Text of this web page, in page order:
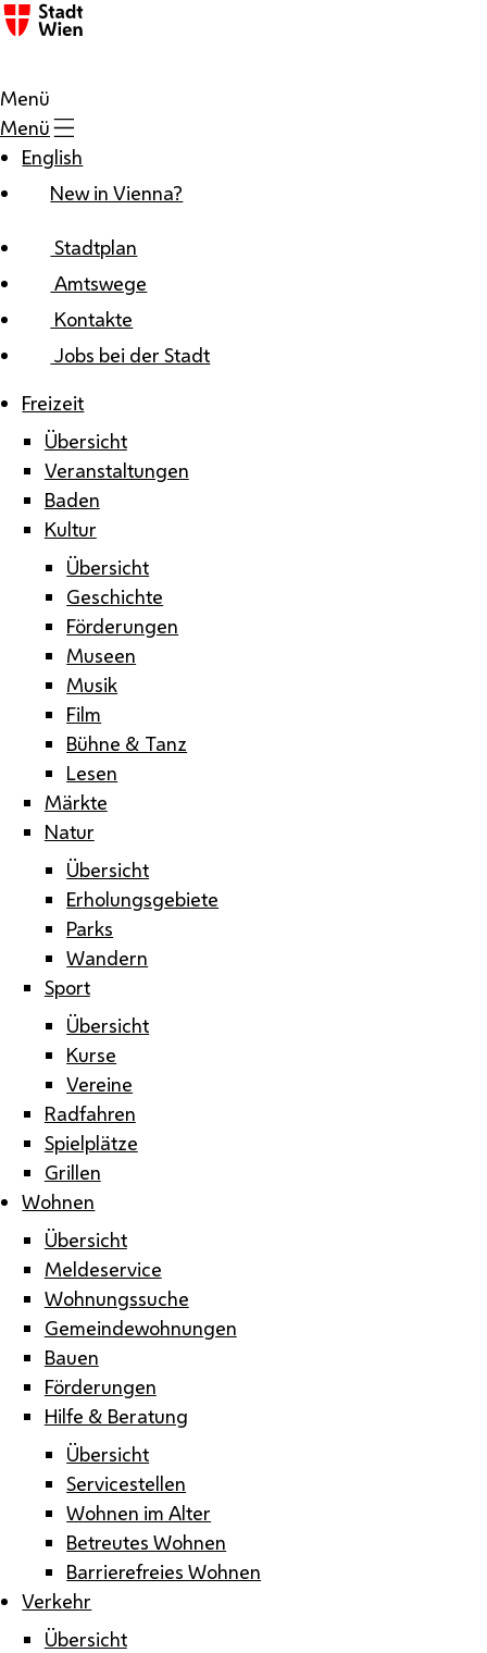
Zum Inhalt
Menü
Menü
English
New in Vienna?
Stadtplan
Amtswege
Kontakte
Jobs bei der Stadt
Freizeit
Übersicht
Veranstaltungen
Baden
Kultur
Übersicht
Geschichte
Förderungen
Museen
Musik
Film
Bühne & Tanz
Lesen
Märkte
Natur
Übersicht
Erholungsgebiete
Parks
Wandern
Sport
Übersicht
Kurse
Vereine
Radfahren
Spielplätze
Grillen
Wohnen
Übersicht
Meldeservice
Wohnungssuche
Gemeindewohnungen
Bauen
Förderungen
Hilfe & Beratung
Übersicht
Servicestellen
Wohnen im Alter
Betreutes Wohnen
Barrierefreies Wohnen
Verkehr
Übersicht